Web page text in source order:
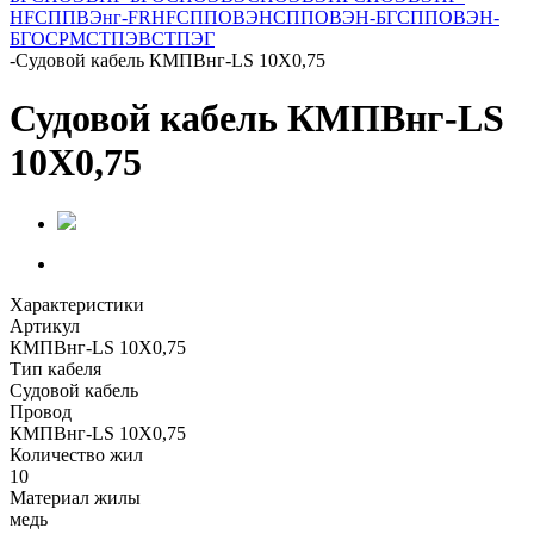
HFСППВЭнг-FRHFСППОВЭНСППОВЭН-БГСППОВЭН-
БГОСРМСТПЭВСТПЭГ
-Судовой кабель КМПВнг-LS 10Х0,75
Судовой кабель КМПВнг-LS
10Х0,75
Характеристики
Артикул
КМПВнг-LS 10Х0,75
Тип кабеля
Судовой кабель
Провод
КМПВнг-LS 10Х0,75
Количество жил
10
Материал жилы
медь